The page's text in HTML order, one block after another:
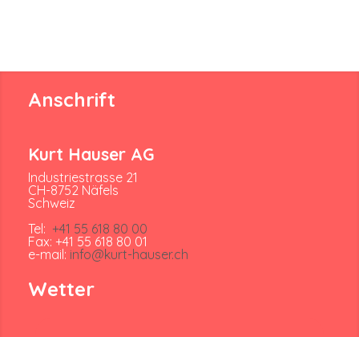
Anschrift
Kurt Hauser AG
Industriestrasse 21
CH-8752 Näfels
Schweiz
Tel: +41 55 618 80 00
Fax: +41 55 618 80 01
e-mail: info@kurt-hauser.ch
Wetter